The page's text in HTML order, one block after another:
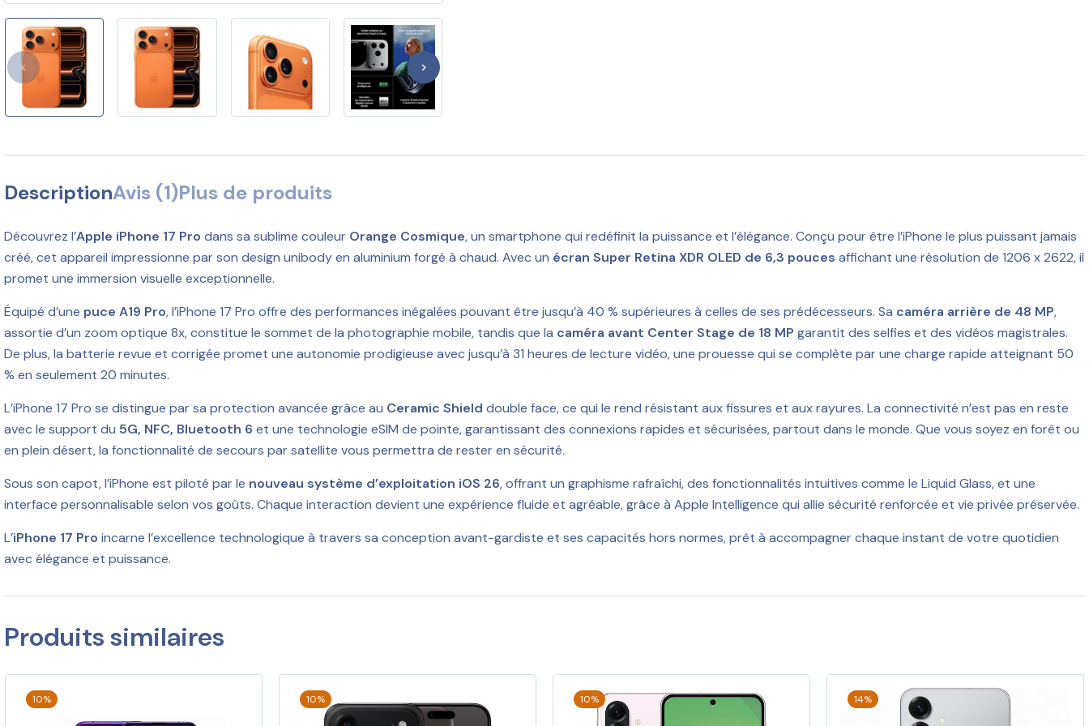
DescriptionAvis (1)Plus de produits
Découvrez l’Apple iPhone 17 Pro dans sa sublime couleur Orange Cosmique, un smartphone qui redéfinit la puissance et l’élégance. Conçu pour être l’iPhone le plus puissant jamais
créé, cet appareil impressionne par son design unibody en aluminium forgé à chaud. Avec un écran Super Retina XDR OLED de 6,3 pouces affichant une résolution de 1206 x 2622, il
promet une immersion visuelle exceptionnelle.
Équipé d’une puce A19 Pro, l’iPhone 17 Pro offre des performances inégalées pouvant être jusqu’à 40 % supérieures à celles de ses prédécesseurs. Sa caméra arrière de 48 MP,
assortie d’un zoom optique 8x, constitue le sommet de la photographie mobile, tandis que la caméra avant Center Stage de 18 MP garantit des selfies et des vidéos magistrales.
De plus, la batterie revue et corrigée promet une autonomie prodigieuse avec jusqu’à 31 heures de lecture vidéo, une prouesse qui se complète par une charge rapide atteignant 50
% en seulement 20 minutes.
L’iPhone 17 Pro se distingue par sa protection avancée grâce au Ceramic Shield double face, ce qui le rend résistant aux fissures et aux rayures. La connectivité n’est pas en reste
avec le support du 5G, NFC, Bluetooth 6 et une technologie eSIM de pointe, garantissant des connexions rapides et sécurisées, partout dans le monde. Que vous soyez en forêt ou
en plein désert, la fonctionnalité de secours par satellite vous permettra de rester en sécurité.
Sous son capot, l’iPhone est piloté par le nouveau système d’exploitation iOS 26, offrant un graphisme rafraîchi, des fonctionnalités intuitives comme le Liquid Glass, et une
interface personnalisable selon vos goûts. Chaque interaction devient une expérience fluide et agréable, grâce à Apple Intelligence qui allie sécurité renforcée et vie privée préservée.
L’iPhone 17 Pro incarne l’excellence technologique à travers sa conception avant-gardiste et ses capacités hors normes, prêt à accompagner chaque instant de votre quotidien
avec élégance et puissance.
Produits similaires
10% 10% 10% 14%